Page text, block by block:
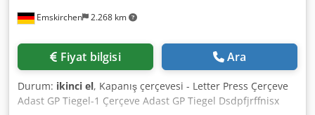
Emskirchen 2.268 km
Fiyat bilgisi Ara
Durum: ikinci el, Kapanış çerçevesi - Letter Press Çerçeve
Adast GP Tiegel-1 Çerçeve Adast GP Tiegel Dsdpfjrffnisx